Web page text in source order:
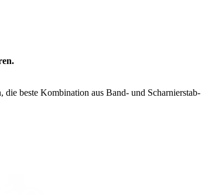
beste Kombination aus Band- und Scharnierstab-